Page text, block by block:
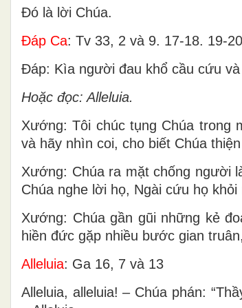
Ðó là lời Chúa.
Ðáp Ca: Tv 33, 2 và 9. 17-18. 19-20
Ðáp: Kìa người đau khổ cầu cứu
Hoặc đọc: Alleluia.
Xướng: Tôi chúc tụng Chúa trong
và hãy nhìn coi, cho biết Chúa
Xướng: Chúa ra mặt chống người
Chúa nghe lời họ, Ngài cứu họ khỏi
Xướng: Chúa gần gũi những kẻ
hiền đức gặp nhiều bước gian
Alleluia: Ga 16, 7 và 13
Alleluia, alleluia! – Chúa phán: